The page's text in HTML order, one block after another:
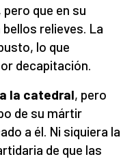
que en su
relieves. La
lo que
decapitación.
la catedral, pero
de su mártir
a él. Ni siquiera la
de que las